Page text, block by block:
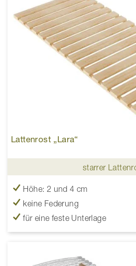
Lattenrost „Lara“
starrer
Höhe: 2 und 4 cm
keine Federung
für eine feste Unterlage